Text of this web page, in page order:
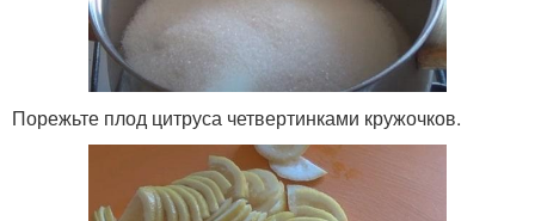
Порежьте плод цитруса четвертинками кружочков.